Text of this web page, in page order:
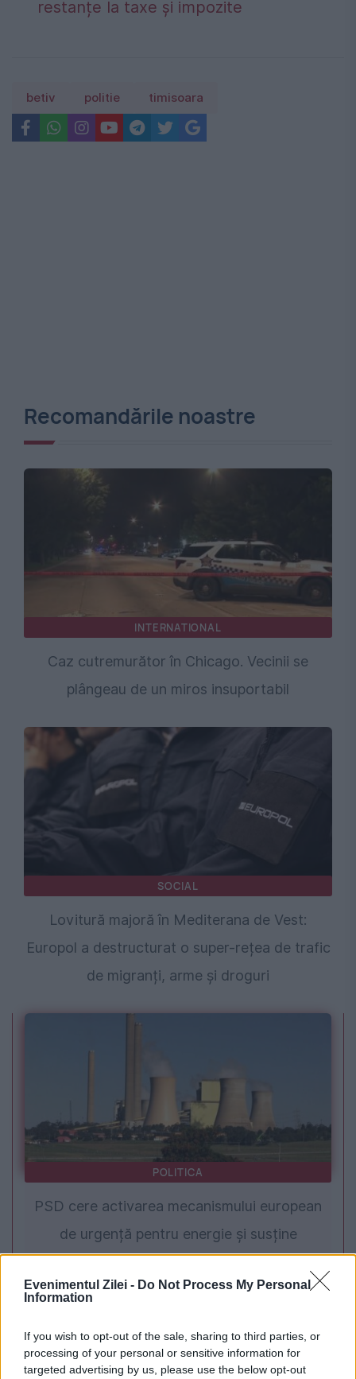
Evenimentul Zilei - Do Not Process My Personal
Information
If you wish to opt-out of the sale, sharing to third parties, or
processing of your personal or sensitive information for
targeted advertising by us, please use the below opt-out
restanțe la taxe și impozite
betiv politie timisoara
Recomandările noastre
INTERNATIONAL
Caz cutremurător în Chicago. Vecinii se
plângeau de un miros insuportabil
SOCIAL
Lovitură majoră în Mediterana de Vest:
Europol a destructurat o super-rețea de trafic
de migranți, arme și droguri
POLITICA
PSD cere activarea mecanismului european
de urgență pentru energie și susține
adresa lui Bolojan